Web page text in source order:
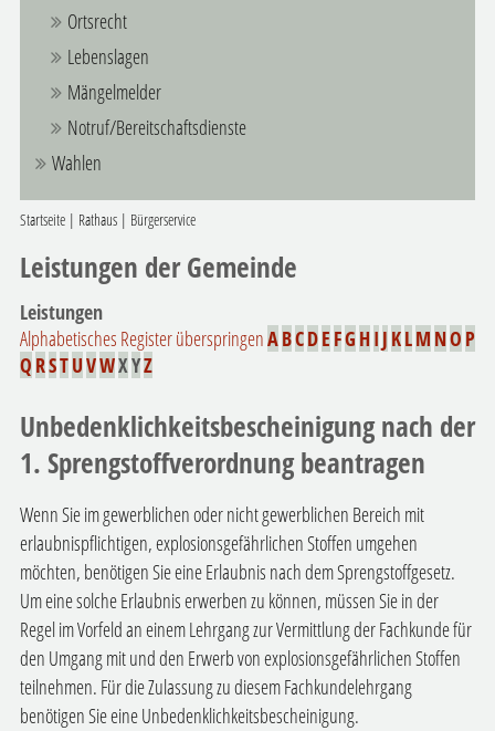
Ortsrecht
Lebenslagen
Mängelmelder
Notruf/Bereitschaftsdienste
Wahlen
Startseite| Rathaus| Bürgerservice
Leistungen der Gemeinde
Leistungen
Alphabetisches Register überspringenABCDE FG H I J KLM NO P
Q RSTUVWXYZ
Unbedenklichkeitsbescheinigung nach der
1. Sprengstoffverordnung beantragen
Wenn Sie im gewerblichen oder nicht gewerblichen Bereich mit
erlaubnispflichtigen, explosionsgefährlichen Stoffen umgehen
möchten, benötigen Sie eine Erlaubnis nach dem Sprengstoffgesetz.
Um eine solche Erlaubnis erwerben zu können, müssen Sie in der
Regel im Vorfeld an einem Lehrgang zur Vermittlung der Fachkunde für
den Umgang mit und den Erwerb von explosionsgefährlichen Stoffen
teilnehmen. Für die Zulassung zu diesem Fachkundelehrgang
benötigen Sie eine Unbedenklichkeitsbescheinigung.